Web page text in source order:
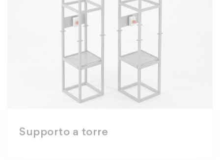
Supporto a torre